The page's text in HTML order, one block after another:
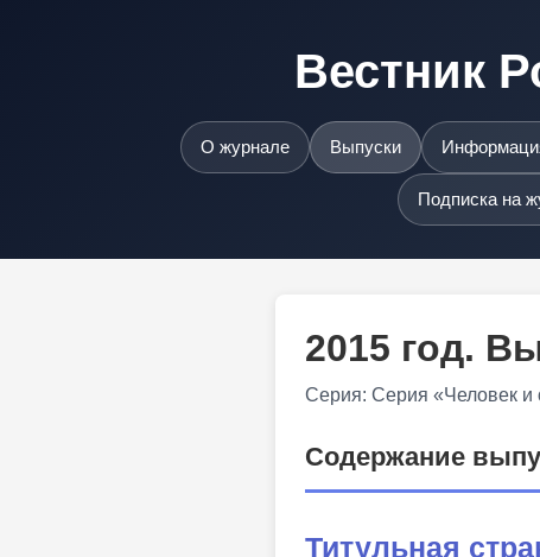
Вестник
О журнале Выпуски
Подписка на
2015 год.
Серия: Серия «Человек и
Содержание
Титульная